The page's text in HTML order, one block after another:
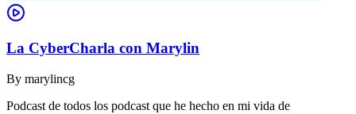
La CyberCharla con Marylin
By marylincg
Podcast de todos los podcast que he hecho en mi vida de